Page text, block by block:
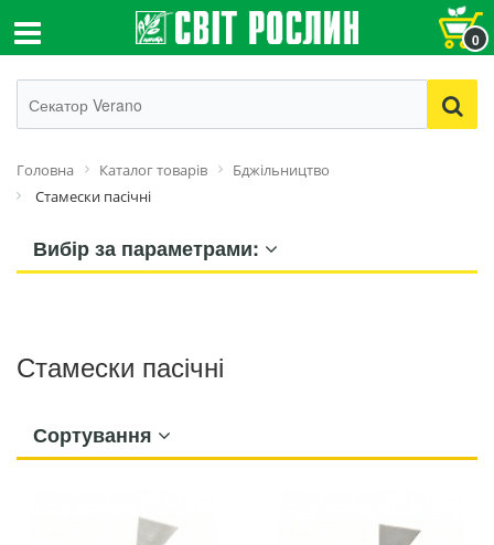
0
Головна Каталог товарів
Бджільництво
Стамески пасічні
Вибір за параметрами:
Стамески пасічні
Сортування